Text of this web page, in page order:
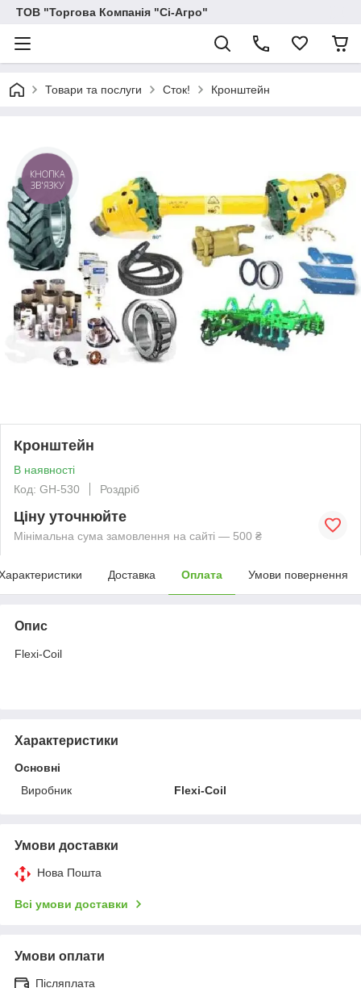
ТОВ "Торгова Компанія "Сі-Агро"
Товари та послуги Сток! Кронштейн
Кронштейн
В наявності
Код: GH-530
Роздріб
Ціну уточнюйте
Мінімальна сума замовлення на сайті — 500 ₴
Доставка Оплата Умови повернення
Опис
Flexi-Coil
Характеристики
Основні
Виробник
Flexi-Coil
Умови доставки
Нова Пошта
Всі умови доставки
Умови оплати
Післяплата
КНОПКА
ЗВ'ЯЗКУ